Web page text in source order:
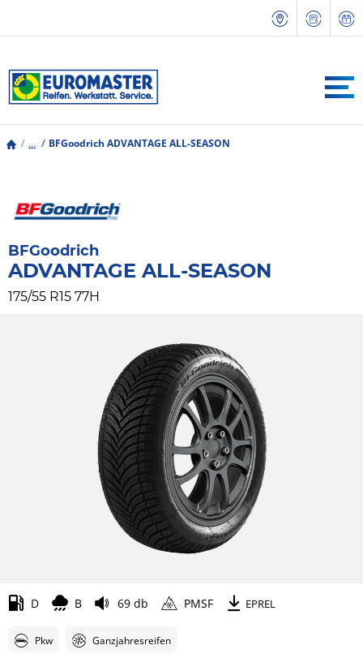
... BFGoodrich ADVANTAGE ALL-SEASON
BFGoodrich
ADVANTAGE ALL-SEASON
175/55 R15 77H
D B 69 db PMSF EPREL
Pkw Ganzjahresreifen